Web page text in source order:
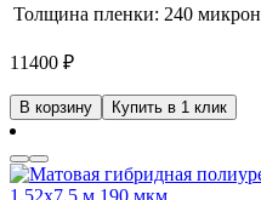
Толщина пленки: 240 микрон
11400 ₽
В корзину Купить в 1 клик